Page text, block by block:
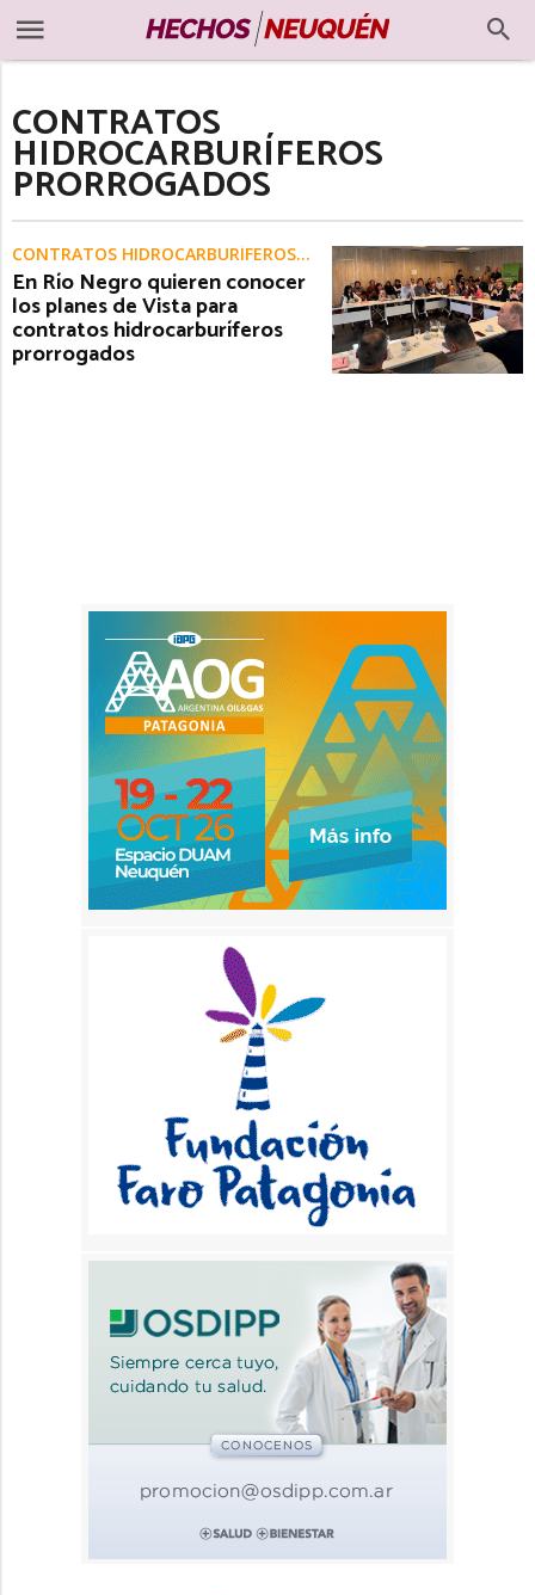
CONTRATOS
HIDROCARBURÍFEROS
PRORROGADOS
CONTRATOS HIDROCARBURÍFEROS PRORROGADOS
En Río Negro quieren conocer
los planes de Vista para
contratos hidrocarburíferos
prorrogados